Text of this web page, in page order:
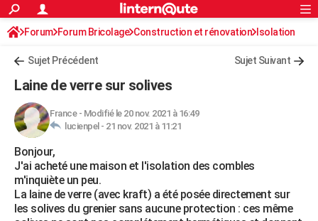
ACTUALITÉS
Politique
Société
Faits Divers
Education
Monde
Villes
+
FINANCE
Retraite
Impôts
Epargne
Immobilier
Risques naturels par ville
Banque
Assurance
Crédit
AUTO
Essais
Réserver un essai
Citadines
Berlines
SUV
Forum auto
+HIGH-TECH
Mobiles
Meilleur smartphone
Internet
Ordinateurs
Jeux vidéo
Guide high-tech
+BRICOLAGE
Forum
Aménagement intérieur
Extérieur
Cuisine
Salle de bains
Jardinage
Rangement
Rechercher
S'inscrire
Connexion
Forum Forum Bricolage Construction et rénovation Isolation
Sujet Précédent Sujet Suivant
Laine de verre sur solives
France- Modifié le 20 nov. 2021 à 16:49
lucienpel - 21 nov. 2021 à 11:21
Bonjour,
J'ai acheté une maison et l'isolation des combles
m'inquiète un peu.
La laine de verre (avec kraft) a été posée directement sur
les solives du grenier sans aucune protection : ces même